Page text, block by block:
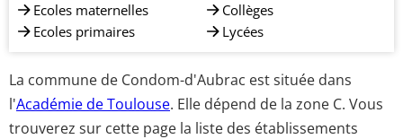
Ecoles maternelles
Ecoles primaires
Collèges
Lycées
La commune de Condom-d'Aubrac est située dans
l'Académie de Toulouse. Elle dépend de la zone C. Vous
trouverez sur cette page la liste des établissements